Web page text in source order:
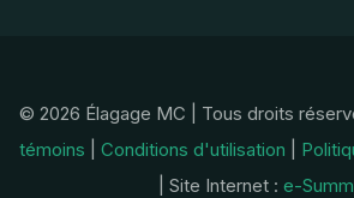
© 2026 Élagage MC | Tous droits
témoins
Conditions d'utilisation
| Site Internet : e-